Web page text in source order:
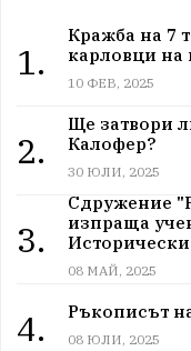
1.
Кражба на 7
карловци на
10 ФЕВ, 2025
2.
Ще затвори
Калофер?
30 ЮЛИ, 2025
3.
Сдружение
изпраща
08 МАЙ, 2025
4. Ръкописът
08 ЮЛИ, 2025